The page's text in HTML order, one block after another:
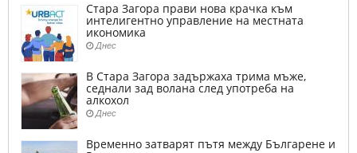
Стара Загора прави нова крачка към
интелигентно управление на местната
икономика
Днес
В Стара Загора задържаха трима мъже,
седнали зад волана след употреба на
алкохол
Днес
Временно затварят пътя между Българене и